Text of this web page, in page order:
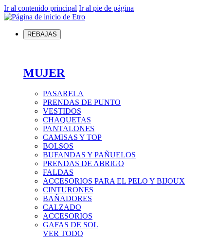
Ir al contenido principal Ir al pie de página
REBAJAS
MUJER
PASARELA
PRENDAS DE PUNTO
VESTIDOS
CHAQUETAS
PANTALONES
CAMISAS Y TOP
BOLSOS
BUFANDAS Y PAÑUELOS
PRENDAS DE ABRIGO
FALDAS
ACCESORIOS PARA EL PELO Y BIJOUX
CINTURONES
BAÑADORES
CALZADO
ACCESORIOS
GAFAS DE SOL
VER TODO